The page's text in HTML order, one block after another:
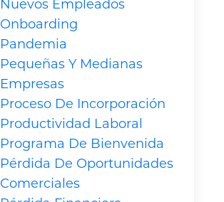
Nuevos Empleados
Onboarding
Pandemia
Pequeñas Y Medianas
Empresas
Proceso De Incorporación
Productividad Laboral
Programa De Bienvenida
Pérdida De Oportunidades
Comerciales